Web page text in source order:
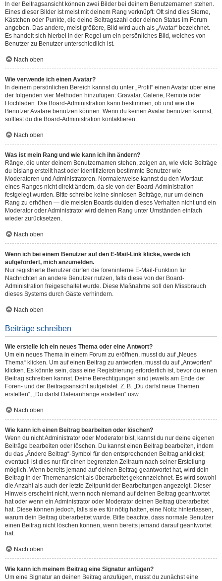
In der Beitragsansicht können zwei Bilder bei deinem Benutzernamen stehen.
Eines dieser Bilder ist meist mit deinem Rang verknüpft: Oft sind dies Sterne,
Kästchen oder Punkte, die deine Beitragszahl oder deinen Status im Forum
angeben. Das andere, meist größere, Bild wird auch als „Avatar“ bezeichnet.
Es handelt sich hierbei in der Regel um ein persönliches Bild, welches von
Benutzer zu Benutzer unterschiedlich ist.
Nach oben
Wie verwende ich einen Avatar?
In deinem persönlichen Bereich kannst du unter „Profil“ einen Avatar über eine
der folgenden vier Methoden hinzufügen: Gravatar, Galerie, Remote oder
Hochladen. Die Board-Administration kann bestimmen, ob und wie die
Benutzer Avatare benutzen können. Wenn du keinen Avatar benutzen kannst,
solltest du die Board-Administration kontaktieren.
Nach oben
Was ist mein Rang und wie kann ich ihn ändern?
Ränge, die unter deinem Benutzernamen stehen, zeigen an, wie viele Beiträge
du bislang erstellt hast oder identifizieren bestimmte Benutzer wie
Moderatoren und Administratoren. Normalerweise kannst du den Wortlaut
eines Ranges nicht direkt ändern, da sie von der Board-Administration
festgelegt wurden. Bitte schreibe keine sinnlosen Beiträge, nur um deinen
Rang zu erhöhen — die meisten Boards dulden dieses Verhalten nicht und ein
Moderator oder Administrator wird deinen Rang unter Umständen einfach
wieder zurücksetzen.
Nach oben
Wenn ich bei einem Benutzer auf den E-Mail-Link klicke, werde ich
aufgefordert, mich anzumelden.
Nur registrierte Benutzer dürfen die foreninterne E-Mail-Funktion für
Nachrichten an andere Benutzer nutzen, falls diese von der Board-
Administration freigeschaltet wurde. Diese Maßnahme soll den Missbrauch
dieses Systems durch Gäste verhindern.
Nach oben
Beiträge schreiben
Wie erstelle ich ein neues Thema oder eine Antwort?
Um ein neues Thema in einem Forum zu eröffnen, musst du auf „Neues
Thema“ klicken. Um auf einen Beitrag zu antworten, musst du auf „Antworten“
klicken. Es könnte sein, dass eine Registrierung erforderlich ist, bevor du einen
Beitrag schreiben kannst. Deine Berechtigungen sind jeweils am Ende der
Foren- und der Beitragsansicht aufgelistet. Z. B. „Du darfst neue Themen
erstellen“, „Du darfst Dateianhänge erstellen“ usw.
Nach oben
Wie kann ich einen Beitrag bearbeiten oder löschen?
Wenn du nicht Administrator oder Moderator bist, kannst du nur deine eigenen
Beiträge bearbeiten oder löschen. Du kannst einen Beitrag bearbeiten, indem
du das „Ändere Beitrag“-Symbol für den entsprechenden Beitrag anklickst;
eventuell ist dies nur für einen begrenzten Zeitraum nach seiner Erstellung
möglich. Wenn bereits jemand auf deinen Beitrag geantwortet hat, wird dein
Beitrag in der Themenansicht als überarbeitet gekennzeichnet. Es wird sowohl
die Anzahl als auch der letzte Zeitpunkt der Bearbeitungen angezeigt. Dieser
Hinweis erscheint nicht, wenn noch niemand auf deinen Beitrag geantwortet
hat oder wenn ein Administrator oder Moderator deinen Beitrag überarbeitet
hat. Diese können jedoch, falls sie es für nötig halten, eine Notiz hinterlassen,
warum dein Beitrag überarbeitet wurde. Bitte beachte, dass normale Benutzer
einen Beitrag nicht löschen können, wenn bereits jemand darauf geantwortet
hat.
Nach oben
Wie kann ich meinem Beitrag eine Signatur anfügen?
Um eine Signatur an deinen Beitrag anzufügen, musst du zunächst eine